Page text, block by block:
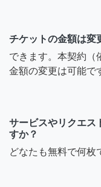
チケットの金額は変
できます。本契約（
金額の変更は可能で
サービスやリクエス
すか？
どなたも無料で何枚